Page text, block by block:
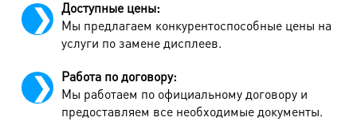
Доступные цены:
Мы предлагаем конкурентоспособные цены на
услуги по замене дисплеев.
Работа по договору:
Мы работаем по официальному договору и
предоставляем все необходимые документы.